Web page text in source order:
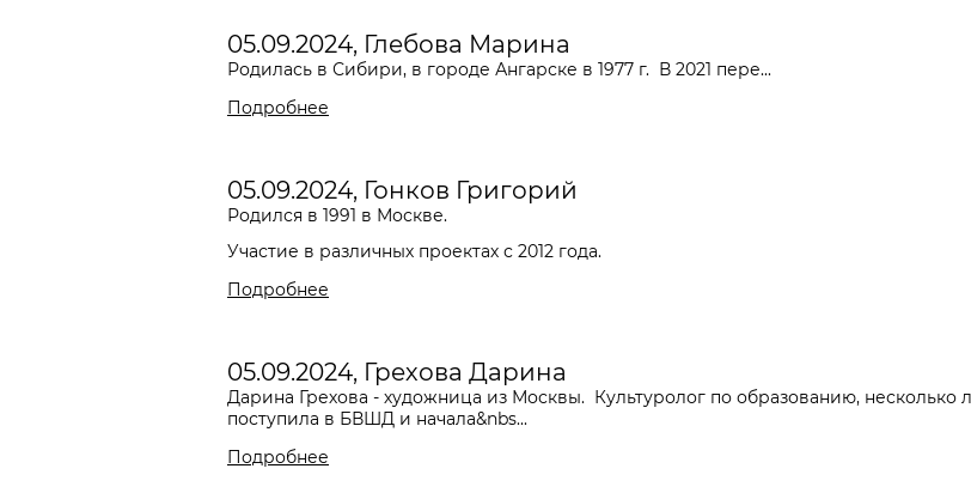
05.09.2024, Глебова Марина
Родилась в Сибири, в городе Ангарске в 1977 г. В 2021 пере...
Подробнее
05.09.2024, Гонков Григорий
Родился в 1991 в Москве.
Участие в различных проектах с 2012 года.
Подробнее
05.09.2024, Грехова Дарина
Дарина Грехова - художница из Москвы. Культуролог по образованию, несколько
поступила в БВШД и начала&nbs...
Подробнее